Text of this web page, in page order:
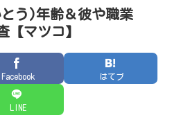
う)年齢＆彼や職業
マツコ】
Facebook はてブ
LINE